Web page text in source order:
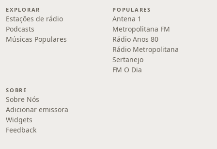
EXPLORAR
Estações de rádio
Podcasts
Músicas Populares
POPULARES
Antena 1
Metropolitana FM
Rádio Anos 80
Rádio Metropolitana
Sertanejo
FM O Dia
SOBRE
Sobre Nós
Adicionar emissora
Widgets
Feedback